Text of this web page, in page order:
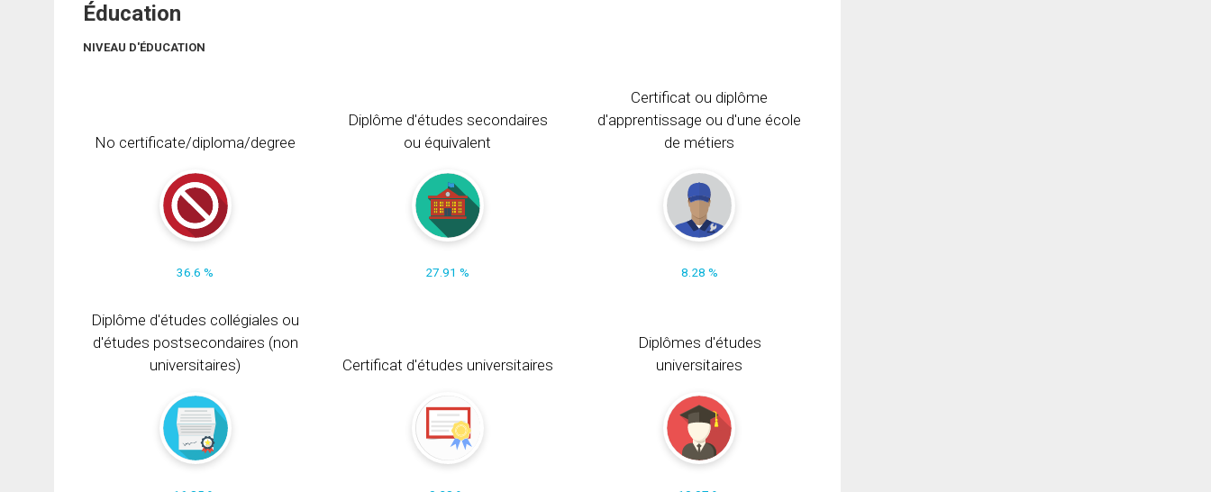
Éducation
NIVEAU D'ÉDUCATION
No certificate/diploma/degree
36.6 %
Diplôme d'études secondaires
ou équivalent
27.91 %
Certificat ou diplôme
d'apprentissage ou d'une école
de métiers
8.28 %
Diplôme d'études collégiales ou
d'études postsecondaires (non
universitaires)
Certificat d'études universitaires
Diplômes d'études
universitaires